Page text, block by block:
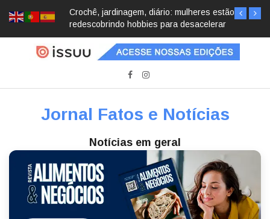
Crochê, jardinagem, diário: mulheres estão
redescobrindo hobbies para desacelerar
Jornal Fatos e Notícias
Notícias em geral